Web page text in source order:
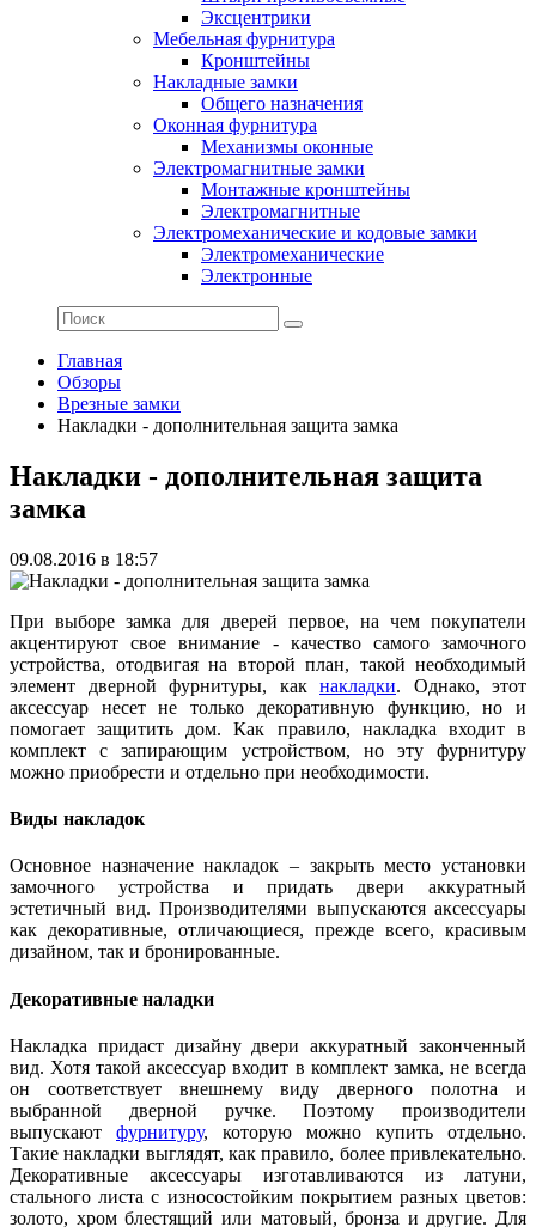
Эксцентрики
Мебельная фурнитура
Кронштейны
Накладные замки
Общего назначения
Оконная фурнитура
Механизмы оконные
Электромагнитные замки
Монтажные кронштейны
Электромагнитные
Электромеханические и кодовые замки
Электромеханические
Электронные
Главная
Обзоры
Врезные замки
Накладки - дополнительная защита замка
Накладки - дополнительная защита
замка
09.08.2016 в 18:57
При выборе замка для дверей первое, на чем покупатели
акцентируют свое внимание - качество самого замочного
устройства, отодвигая на второй план, такой необходимый
элемент дверной фурнитуры, как накладки. Однако, этот
аксессуар несет не только декоративную функцию, но и
помогает защитить дом. Как правило, накладка входит в
комплект с запирающим устройством, но эту фурнитуру
можно приобрести и отдельно при необходимости.
Виды накладок
Основное назначение накладок – закрыть место установки
замочного устройства и придать двери аккуратный
эстетичный вид. Производителями выпускаются аксессуары
как декоративные, отличающиеся, прежде всего, красивым
дизайном, так и бронированные.
Декоративные наладки
Накладка придаст дизайну двери аккуратный законченный
вид. Хотя такой аксессуар входит в комплект замка, не всегда
он соответствует внешнему виду дверного полотна и
выбранной дверной ручке. Поэтому производители
выпускают фурнитуру, которую можно купить отдельно.
Такие накладки выглядят, как правило, более привлекательно.
Декоративные аксессуары изготавливаются из латуни,
стального листа с износостойким покрытием разных цветов:
золото, хром блестящий или матовый, бронза и другие. Для